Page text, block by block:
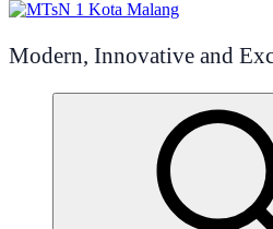
Modern, Innovative and